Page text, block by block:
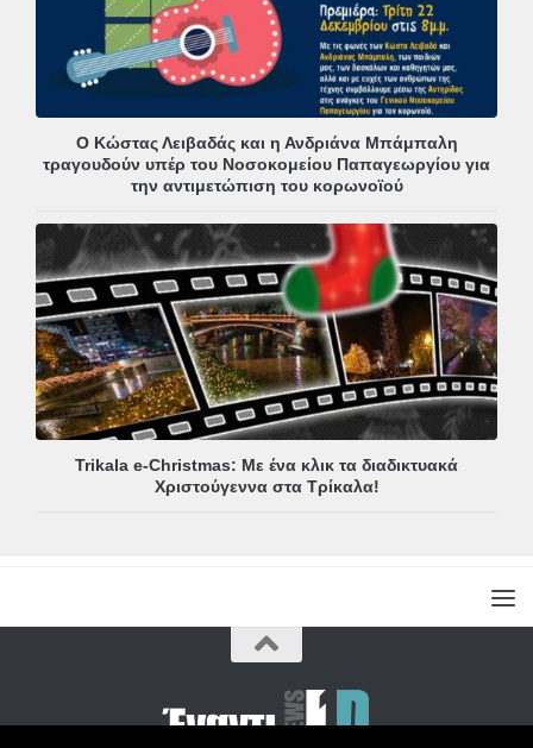
Ο Κώστας Λειβαδάς και η Ανδριάνα Μπάμπαλη
τραγουδούν υπέρ του Νοσοκομείου Παπαγεωργίου για
την αντιμετώπιση του κορωνοϊού
Trikala e-Christmas: Με ένα κλικ τα διαδικτυακά
Χριστούγεννα στα Τρίκαλα!